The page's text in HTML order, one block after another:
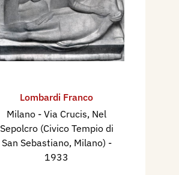
Lombardi Franco
Milano - Via Crucis, ​Nel
Sepolcro (Civico Tempio di
San Sebastiano, Milano) -
1933